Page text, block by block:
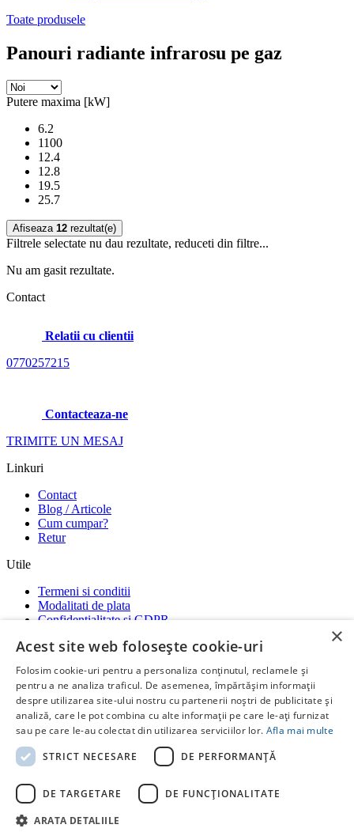
Toate produsele
Panouri radiante infrarosu pe gaz
Putere maxima [kW]
6.2
1100
12.4
12.8
19.5
25.7
Afiseaza 12 rezultat(e)
Filtrele selectate nu dau rezultate, reduceti din filtre...
Nu am gasit rezultate.
Contact
Relatii cu clientii
0770257215
Contacteaza-ne
TRIMITE UN MESAJ
Linkuri
Contact
Blog / Articole
Cum cumpar?
Retur
Utile
Termeni si conditii
Modalitati de plata
Confidentialitate si GDPR
ANPC-SOL-SAL
Social media
Ne gasiti si pe platformele:
RatiotermShop Facebook Whatsap
byCreative Stuff
×
Acest site web folosește cookie-uri
Folosim cookie-uri pentru a personaliza conținutul, reclamele și
pentru a ne analiza traficul. De asemenea, împărtășim informații
despre utilizarea site-ului nostru cu partenerii noștri de publicitate și
analiză, care le pot combina cu alte informații pe care le-ați furnizat
sau pe care le-au colectat din utilizarea serviciilor lor. Afla mai multe
STRICT NECESARE
DE PERFORMANȚĂ
DE TARGETARE DE FUNCŢIONALITATE
ARATA DETALIILE